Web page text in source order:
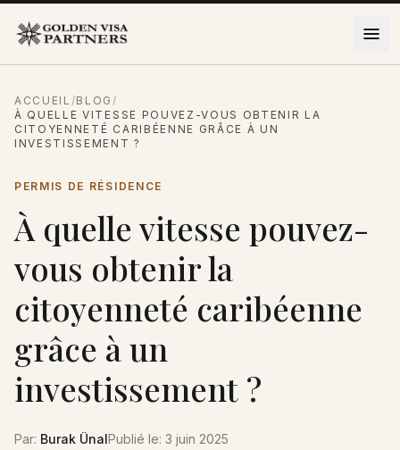
ACCUEIL /BLOG/
À QUELLE VITESSE POUVEZ-VOUS OBTENIR LA
CITOYENNETÉ CARIBÉENNE GRÂCE À UN
INVESTISSEMENT ?
PERMIS DE RÉSIDENCE
À quelle vitesse pouvez-
vous obtenir la
citoyenneté caribéenne
grâce à un
investissement ?
Par: Burak ÜnalPublié le: 3 juin 2025